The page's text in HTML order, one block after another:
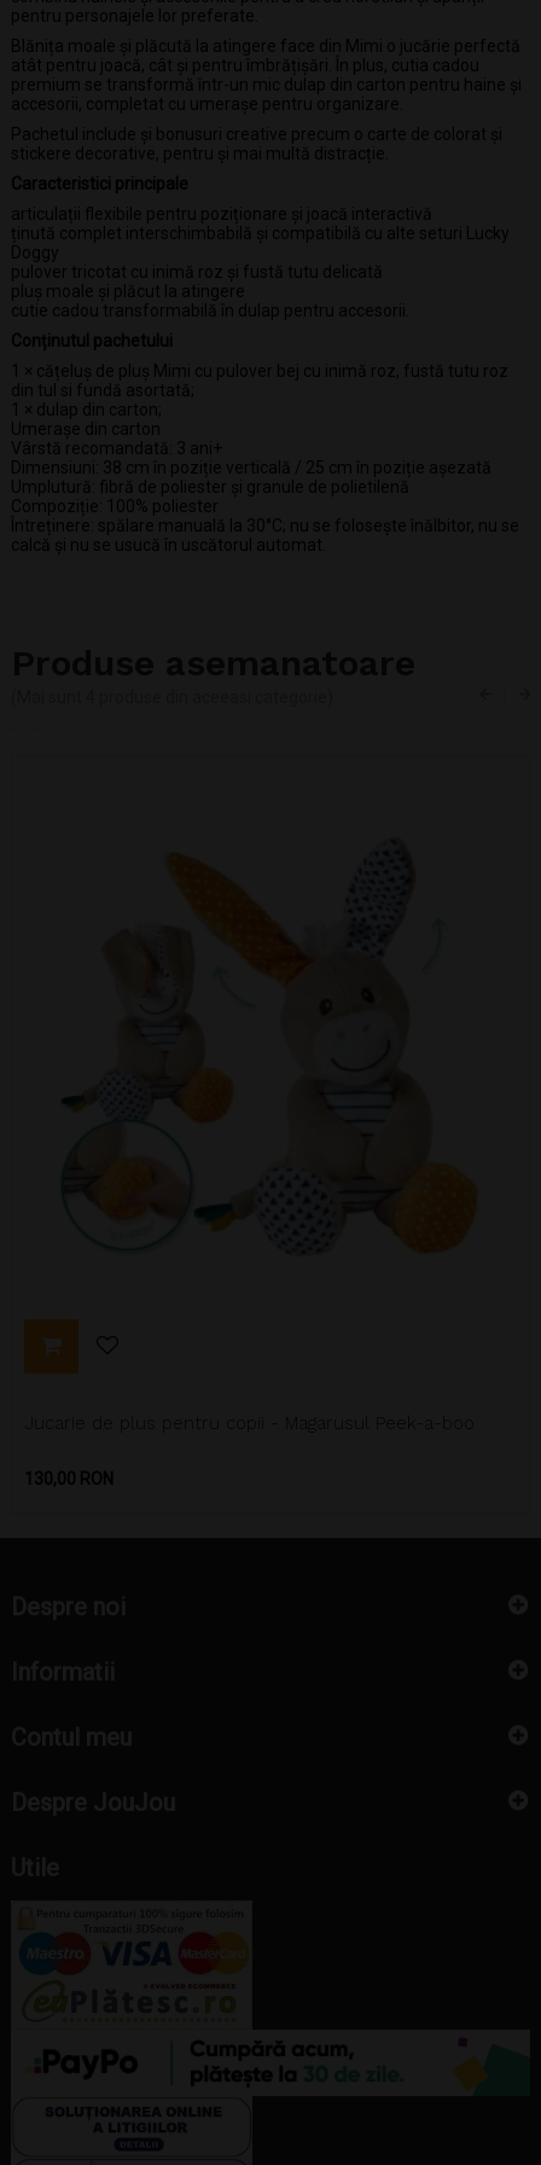
pentru personajele lor preferate.
Blănița moale și plăcută la atingere face din Mimi o jucărie perfectă
atât pentru joacă, cât și pentru îmbrățișări. În plus, cutia cadou
premium se transformă într-un mic dulap din carton pentru haine și
accesorii, completat cu umerașe pentru organizare.
Pachetul include și bonusuri creative precum o carte de colorat și
stickere decorative, pentru și mai multă distracție.
Caracteristici principale
articulații flexibile pentru poziționare și joacă interactivă
ținută complet interschimbabilă și compatibilă cu alte seturi Lucky
Doggy
pulover tricotat cu inimă roz și fustă tutu delicată
pluș moale și plăcut la atingere
cutie cadou transformabilă în dulap pentru accesorii.
Conținutul pachetului
1 × cățeluș de pluș Mimi cu pulover bej cu inimă roz, fustă tutu roz
din tul si fundă asortată;
1 × dulap din carton;
Umerașe din carton
Vârstă recomandată: 3 ani+
Dimensiuni: 38 cm în poziție verticală / 25 cm în poziție așezată
Umplutură: fibră de poliester și granule de polietilenă
Compoziție: 100% poliester
Întreținere: spălare manuală la 30°C; nu se folosește înălbitor, nu se
calcă și nu se usucă în uscătorul automat.
Pret
130,00 RON